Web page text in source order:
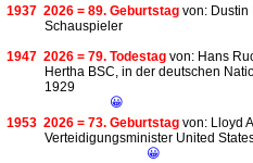
1937 2026 = 89. Geburtstag von: Dustin
Schauspieler
1947 2026 = 79. Todestag von: Hans
Hertha BSC, in der deutschen
1929
😀
1953 2026 = 73. Geburtstag von: Lloyd
Verteidigungsminister United
😀